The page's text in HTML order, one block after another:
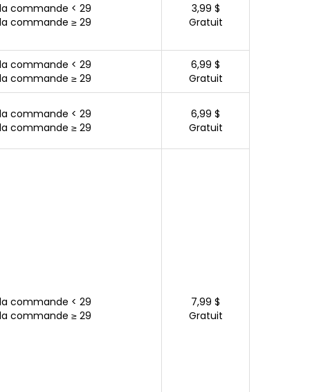
commande < 29
commande ≥ 29
3,99 $
Gratuit
commande < 29
commande ≥ 29
6,99 $
Gratuit
commande < 29
commande ≥ 29
6,99 $
Gratuit
commande < 29
commande ≥ 29
7,99 $
Gratuit